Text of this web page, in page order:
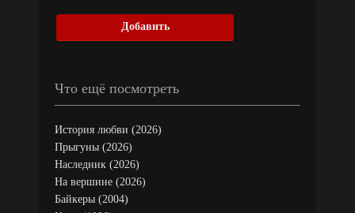
Добавить
Что ещё посмотреть
История любви (2026)
Прыгуны (2026)
Наследник (2026)
На вершине (2026)
Байкеры (2004)